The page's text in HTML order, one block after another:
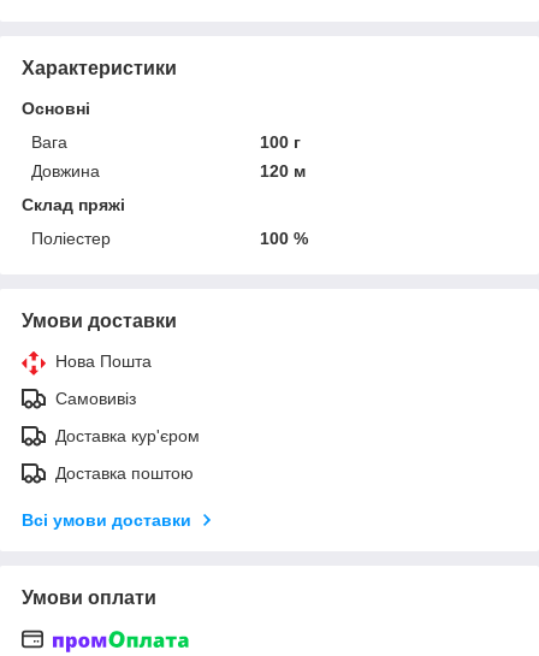
Характеристики
Основні
Вага
100 г
Довжина
120 м
Склад пряжі
Поліестер
100 %
Умови доставки
Нова Пошта
Самовивіз
Доставка кур'єром
Доставка поштою
Всі умови доставки
Умови оплати